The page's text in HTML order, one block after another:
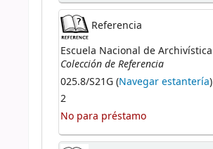
Referencia
Escuela Nacional de Archivística
Colección de Referencia
025.8/S21G (Navegar estantería)
2
No para préstamo